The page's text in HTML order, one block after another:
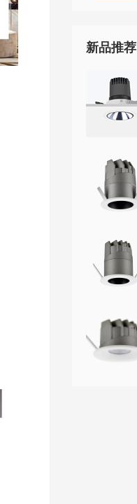
新品推荐